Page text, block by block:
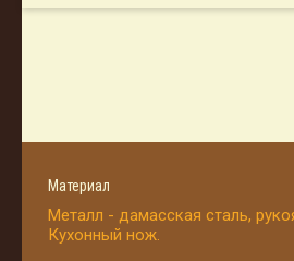
Материал
Металл - дамасская сталь,
Кухонный нож.